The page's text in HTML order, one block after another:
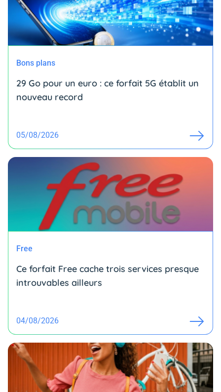
Bons plans
29 Go pour un euro : ce forfait 5G établit un
nouveau record
05/08/2026
Free
Ce forfait Free cache trois services presque
introuvables ailleurs
04/08/2026